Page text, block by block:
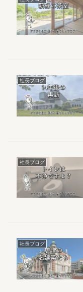
社長ブログ
社長ブログ
社長ブログ